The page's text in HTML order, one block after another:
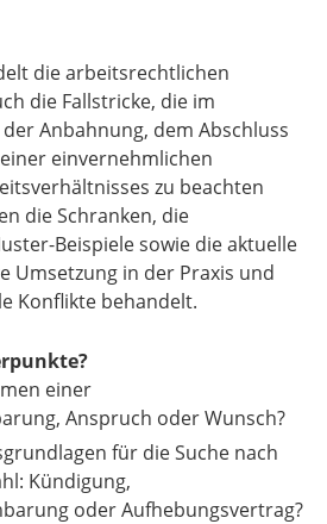
die arbeitsrechtlichen
die Fallstricke, die im
Anbahnung, dem Abschluss
einvernehmlichen
zu beachten
die Schranken, die
Beispiele sowie die aktuelle
Umsetzung in der Praxis und
Konflikte behandelt.
einer
Anspruch oder Wunsch?
für die Suche nach
Kündigung,
oder Aufhebungsvertrag?